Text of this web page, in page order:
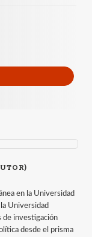
en la Universidad
Universidad
de investigación
desde el prisma